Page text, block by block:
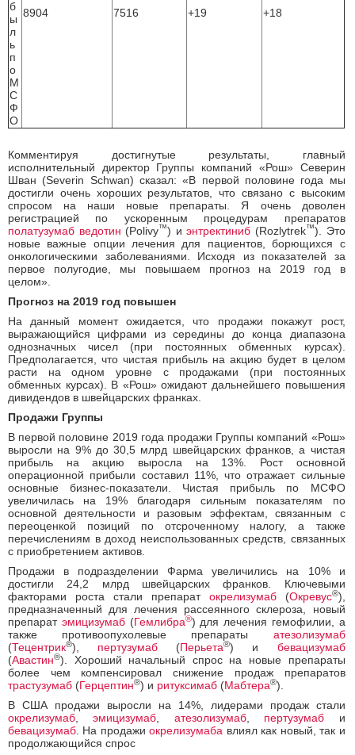
б
ы
л
ь
п
о
М
С
Ф
О
8904 7516 +19 +18
Комментируя достигнутые результаты, главный
исполнительный директор Группы компаний «Рош» Северин
Шван (Severin Schwan) сказал: «В первой половине года мы
достигли очень хороших результатов, что связано с высоким
спросом на наши новые препараты. Я очень доволен
регистрацией по ускоренным процедурам препаратов
полатузумаб ведотин (Polivy™) иэнтректиниб (Rozlytrek™). Это
новые важные опции лечения для пациентов, борющихся с
онкологическими заболеваниями. Исходя из показателей за
первое полугодие, мы повышаем прогноз на 2019 год в
целом».
Прогноз на 2019 год повышен
На данный момент ожидается, что продажи покажут рост,
выражающийся цифрами из середины до конца диапазона
однозначных чисел (при постоянных обменных курсах).
Предполагается, что чистая прибыль на акцию будет в целом
расти на одном уровне с продажами (при постоянных
обменных курсах). В «Рош» ожидают дальнейшего повышения
дивидендов в швейцарских франках.
Продажи Группы
В первой половине 2019 года продажи Группы компаний «Рош»
выросли на 9% до 30,5 млрд швейцарских франков, а чистая
прибыль на акцию выросла на 13%. Рост основной
операционной прибыли составил 11%, что отражает сильные
основные бизнес-показатели. Чистая прибыль по МСФО
увеличилась на 19% благодаря сильным показателям по
основной деятельности и разовым эффектам, связанным с
переоценкой позиций по отсроченному налогу, а также
перечислениям в доход неиспользованных средств, связанных
с приобретением активов.
Продажи в подразделении Фарма увеличились на 10% и
достигли 24,2 млрд швейцарских франков. Ключевыми
факторами роста стали препарат окрелизумаб(Окревус®),
предназначенный для лечения рассеянного склероза, новый
препарат эмицизумаб(Гемлибра®) для лечения гемофилии, а
также противоопухолевые препараты атезолизумаб
(Тецентрик®), пертузумаб (Перьета®) и бевацизумаб
(Авастин®). Хороший начальный спрос на новые препараты
более чем компенсировал снижение продаж препаратов
трастузумаб (Герцептин®) и ритуксимаб (Мабтера®).
В США продажи выросли на 14%, лидерами продаж стали
окрелизумаб ,эмицизумаб атезолизумаб, пертузумаб и
бевацизумаб . На продажиокрелизумаба влиял как новый, так и
продолжающийся спрос